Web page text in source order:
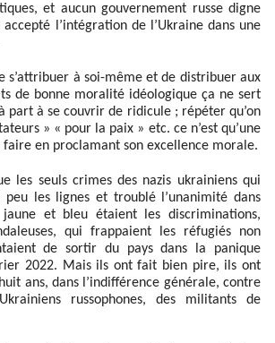
et aucun gouvernement russe digne
l’intégration de l’Ukraine dans une
s’attribuer à soi-même et de distribuer aux
de bonne moralité idéologique ça ne sert
part à se couvrir de ridicule ; répéter qu’on
» « pour la paix » etc. ce n’est qu’une
en proclamant son excellence morale.
les seuls crimes des nazis ukrainiens qui
les lignes et troublé l’unanimité dans
jaune et bleu étaient les discriminations,
qui frappaient les réfugiés non
de sortir du pays dans la panique
2022. Mais ils ont fait bien pire, ils ont
ans, dans l’indifférence générale, contre
russophones, des militants de